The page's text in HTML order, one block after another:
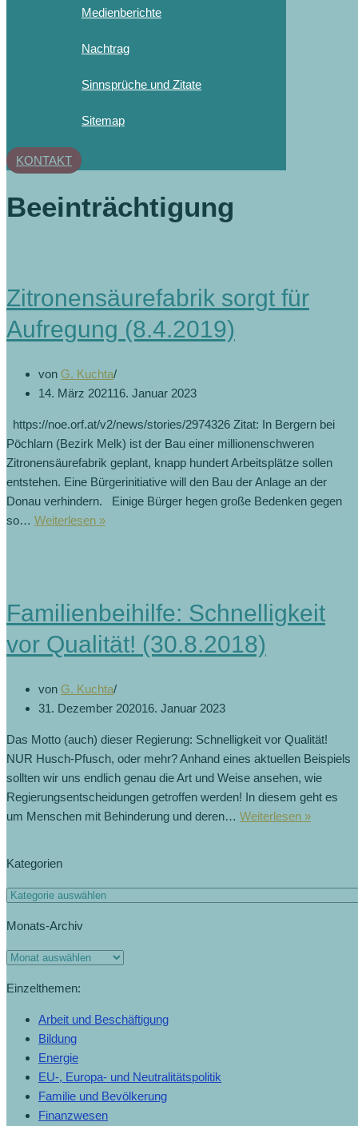
Medienberichte
Nachtrag
Sinnsprüche und Zitate
Sitemap
KONTAKT
Beeinträchtigung
Zitronensäurefabrik sorgt für
Aufregung (8.4.2019)
von G. Kuchta
14. März 202116. Januar 2023
https://noe.orf.at/v2/news/stories/2974326 Zitat: In Bergern bei
Pöchlarn (Bezirk Melk) ist der Bau einer millionenschweren
Zitronensäurefabrik geplant, knapp hundert Arbeitsplätze sollen
entstehen. Eine Bürgerinitiative will den Bau der Anlage an der
Donau verhindern. Einige Bürger hegen große Bedenken gegen
so… Weiterlesen »Zitronensäurefabrik
Familienbeihilfe: Schnelligkeit
vor Qualität! (30.8.2018)
von G. Kuchta
31. Dezember 202016. Januar 2023
Das Motto (auch) dieser Regierung: Schnelligkeit vor Qualität!
NUR Husch-Pfusch, oder mehr? Anhand eines aktuellen Beispiels
sollten wir uns endlich genau die Art und Weise ansehen, wie
Regierungsentscheidungen getroffen werden! In diesem geht es
um Menschen mit Behinderung und deren… Weiterlesen »
Kategorien
Kategorien
Monats-Archiv
Monats-
Einzelthemen:
Arbeit und Beschäftigung
Bildung
Energie
EU-, Europa- und Neutralitätspolitik
Familie und Bevölkerung
Finanzwesen